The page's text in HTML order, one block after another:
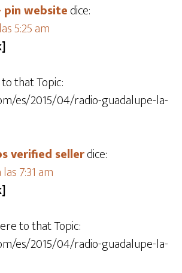
pin websitedice:
5:25 am
that Topic:
es/2015/04/radio-guadalupe-la-
verified sellerdice:
7:31 am
to that Topic:
es/2015/04/radio-guadalupe-la-